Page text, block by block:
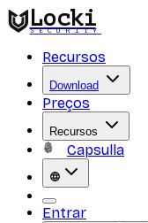
Locki
SECURITY
Recursos
Download
Preços
Recursos
Capsulla
Entrar